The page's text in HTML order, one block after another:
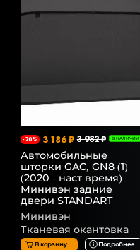
-20% 3 186 ₽ 3 982 ₽ В НАЛИЧИИ
Автомобильные
шторки GAC, GN8 (1)
(2020 - наст.время)
Минивэн задние
двери STANDART
Минивэн
Тканевая окантовка
В корзину Подробнее